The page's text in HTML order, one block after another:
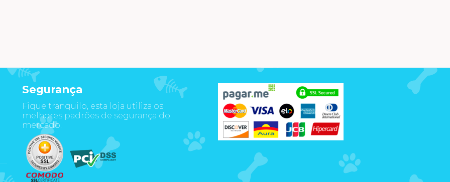
Segurança
Fique tranquilo, esta loja utiliza os
melhores padrões de segurança do
mercado.